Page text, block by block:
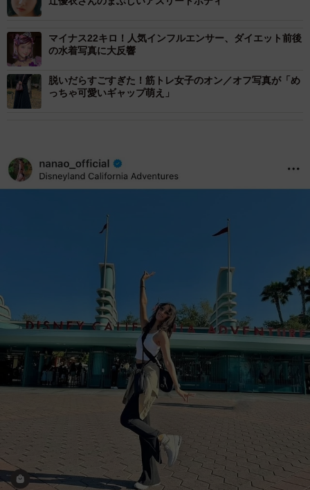
マイナス22キロ！人気インフルエンサー、ダイエット前後
の水着写真に大反響
脱いだらすごすぎた！筋トレ女子のオン／オフ写真が「め
っちゃ可愛いギャップ萌え」